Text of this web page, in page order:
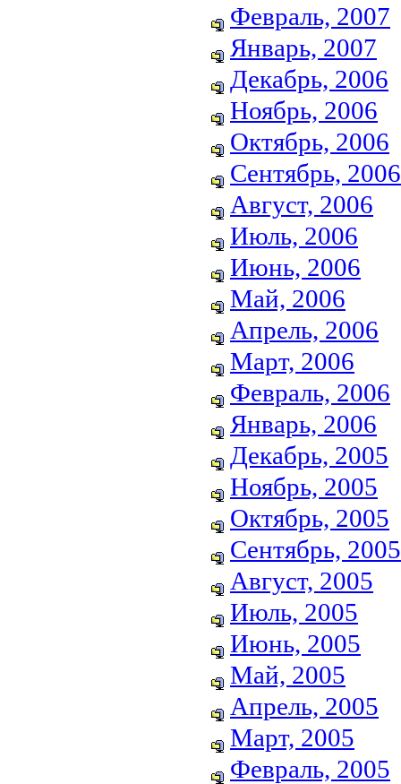
Февраль, 2007
Январь, 2007
Декабрь, 2006
Ноябрь, 2006
Октябрь, 2006
Сентябрь, 2006
Август, 2006
Июль, 2006
Июнь, 2006
Май, 2006
Апрель, 2006
Март, 2006
Февраль, 2006
Январь, 2006
Декабрь, 2005
Ноябрь, 2005
Октябрь, 2005
Сентябрь, 2005
Август, 2005
Июль, 2005
Июнь, 2005
Май, 2005
Апрель, 2005
Март, 2005
Февраль, 2005